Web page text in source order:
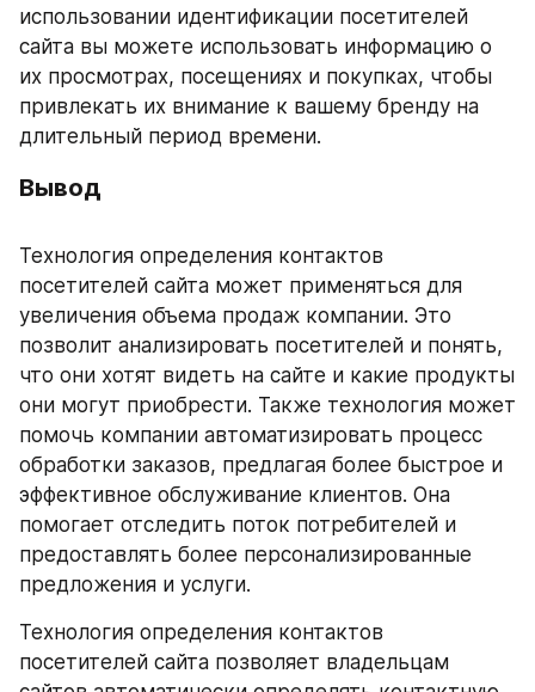
использовании идентификации посетителей
сайта вы можете использовать информацию о
их просмотрах, посещениях и покупках, чтобы
привлекать их внимание к вашему бренду на
длительный период времени.
Вывод
Технология определения контактов
посетителей сайта может применяться для
увеличения объема продаж компании. Это
позволит анализировать посетителей и понять,
что они хотят видеть на сайте и какие продукты
они могут приобрести. Также технология может
помочь компании автоматизировать процесс
обработки заказов, предлагая более быстрое и
эффективное обслуживание клиентов. Она
помогает отследить поток потребителей и
предоставлять более персонализированные
предложения и услуги.
Технология определения контактов
посетителей сайта позволяет владельцам